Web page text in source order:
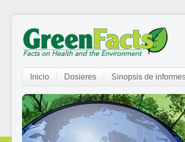
Inicio Dosieres Sinopsis de